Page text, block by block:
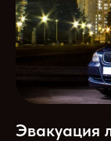
Эвакуация